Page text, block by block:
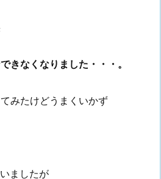
きなくなりました・・・。
みたけどうまくいかず
ましたが